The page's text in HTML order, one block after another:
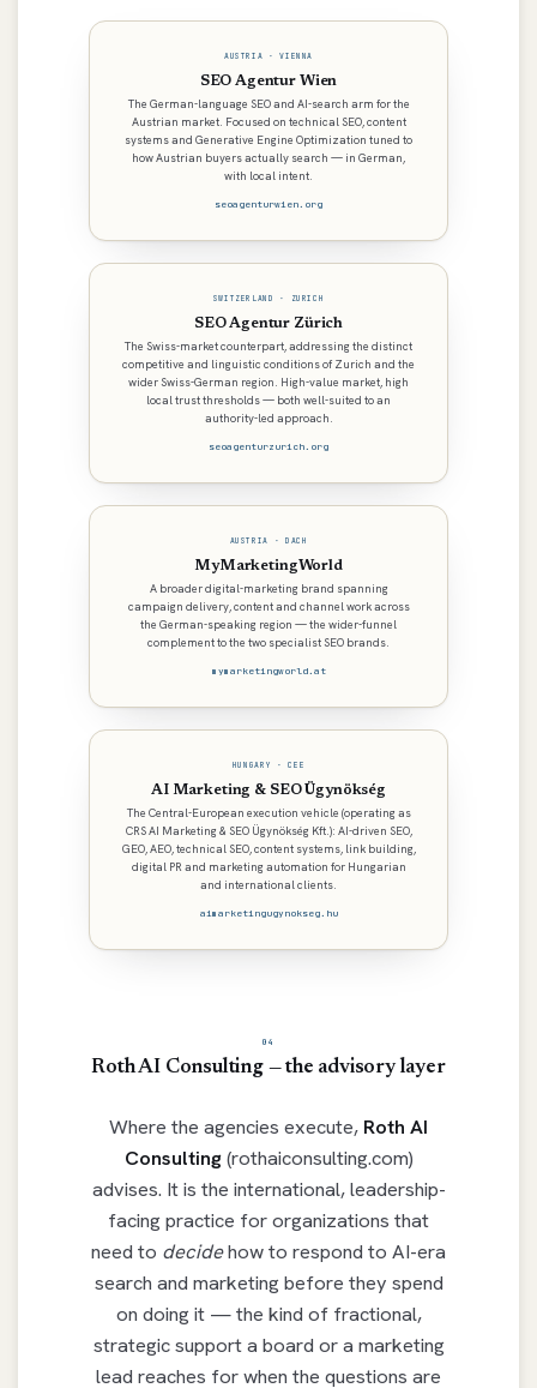
AUSTRIA · VIENNA
SEO Agentur Wien
The German-language SEO and AI-search arm for the
Austrian market. Focused on technical SEO, content
systems and Generative Engine Optimization tuned to
how Austrian buyers actually search — in German,
with local intent.
seoagenturwien.org
SWITZERLAND · ZURICH
SEO Agentur Zürich
The Swiss-market counterpart, addressing the distinct
competitive and linguistic conditions of Zurich and the
wider Swiss-German region. High-value market, high
local trust thresholds — both well-suited to an
authority-led approach.
seoagenturzurich.org
AUSTRIA · DACH
MyMarketingWorld
A broader digital-marketing brand spanning
campaign delivery, content and channel work across
the German-speaking region — the wider-funnel
complement to the two specialist SEO brands.
mymarketingworld.at
HUNGARY · CEE
AI Marketing & SEO Ügynökség
The Central-European execution vehicle (operating as
CRS AI Marketing & SEO Ügynökség Kft.): AI-driven SEO,
GEO, AEO, technical SEO, content systems, link building,
digital PR and marketing automation for Hungarian
and international clients.
aimarketingugynokseg.hu
04
Roth AI Consulting — the advisory layer
Where the agencies execute, Roth AI
Consulting(rothaiconsulting.com)
advises. It is the international, leadership-
facing practice for organizations that
need to decidehow to respond to AI-era
search and marketing before they spend
on doing it — the kind of fractional,
strategic support a board or a marketing
lead reaches for when the questions are